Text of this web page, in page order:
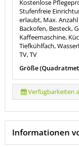
Kostenlose
Stufenfreie
erlaubt, Max.
Backofen, Besteck,
Kaffeemaschine,
Tiefkühlfach,
TV, TV
Größe
Verfügbarkeiten
Informationen